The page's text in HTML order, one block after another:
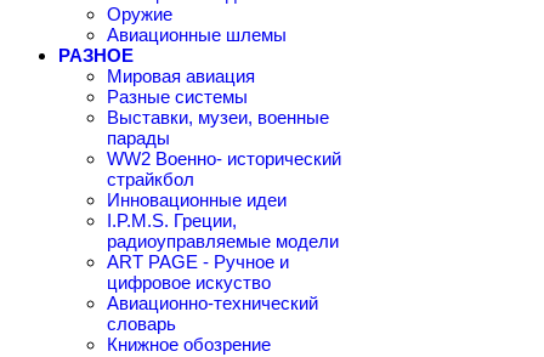
Оружие
Авиационные шлемы
РАЗНОЕ
Мировая авиация
Разные системы
Выставки, музеи, военные
парады
WW2 Военно- исторический
страйкбол
Инновационные идеи
I.P.M.S. Греции,
радиоуправляемые модели
ART PAGE - Ручное и
цифровое искуство
Авиационно-технический
словарь
Книжное обозрение